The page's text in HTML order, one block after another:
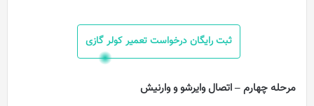
ثبت رایگان درخواست تعمیر کولر گازی
مرحله چهارم – اتصال وایرشو و وارنیش